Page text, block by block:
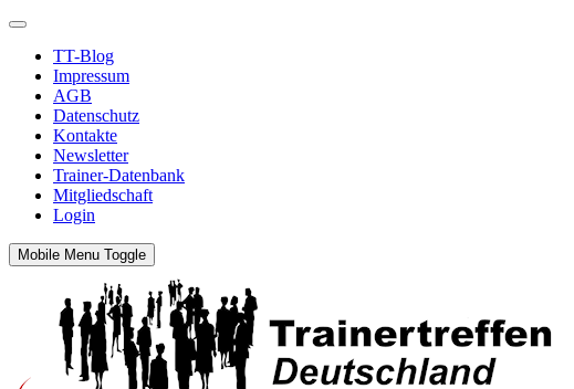
TT-Blog
Impressum
AGB
Datenschutz
Kontakte
Newsletter
Trainer-Datenbank
Mitgliedschaft
Login
Mobile Menu Toggle